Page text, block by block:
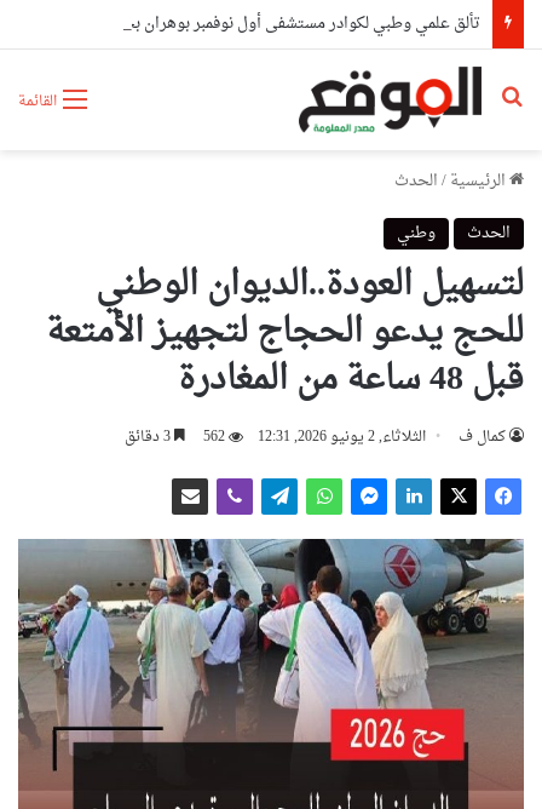
القائمة بحث عن
الرئيسية/الحدث
الحدث
وطني
لتسهيل العودة..الديوان الوطني
للحج يدعو الحجاج لتجهيز الأمتعة
قبل 48 ساعة من المغادرة
كمال ف الثلاثاء, 2 يونيو 2026, 12:31 562